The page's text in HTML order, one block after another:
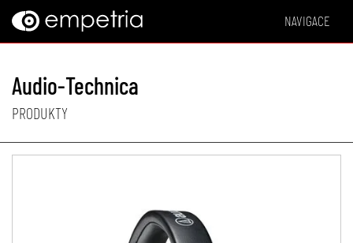
NAVIGACE
Audio-Technica
PRODUKTY